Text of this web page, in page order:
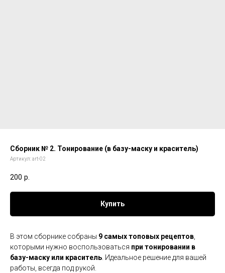
Сборник № 2. Тонирование (в базу-маску и краситель)
Артикул:art-02
200 р.
Купить
В этом сборнике собраны 9 самых топовых рецептов,
которыми нужно воспользоваться при тонировании в
базу-маску или краситель. Идеальное решение для вашей
работы, всегда под рукой.